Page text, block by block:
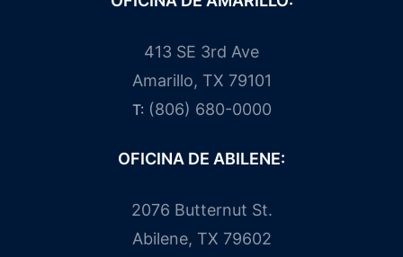
413 SE 3rd Ave
Amarillo, TX 79101
T: (806) 680-0000
OFICINA DE ABILENE:
2076 Butternut St.
Abilene, TX 79602